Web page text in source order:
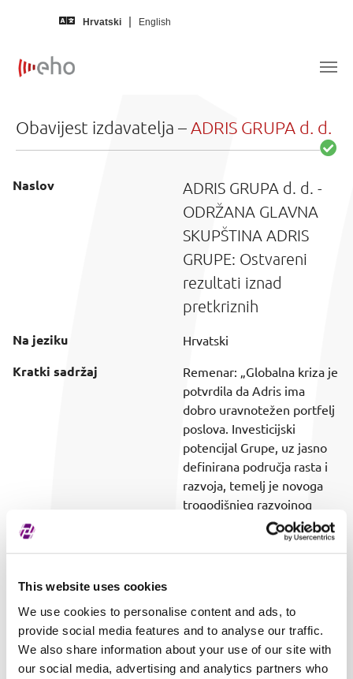
This website uses cookies
We use cookies to personalise content and ads, to
provide social media features and to analyse our traffic.
We also share information about your use of our site with
our social media, advertising and analytics partners who
Hrvatski English
Obavijest izdavatelja – ADRIS GRUPA d. d.
Naslov
ADRIS GRUPA d. d. -
ODRŽANA GLAVNA
SKUPŠTINA ADRIS
GRUPE: Ostvareni
rezultati iznad
pretkriznih
Na jeziku Hrvatski
Kratki sadržaj
Remenar: „Globalna kriza je
potvrdila da Adris ima
dobro uravnotežen portfelj
poslova. Investicijski
potencijal Grupe, uz jasno
definirana područja rasta i
razvoja, temelj je novoga
trogodišnjeg razvojnog
Preuzimanje dokumenta Preuzmi dokument
Vrijeme objave
Obuhvaćeni vrijednosni
papir
SVI